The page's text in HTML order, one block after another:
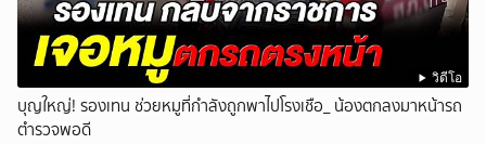
วิดีโอ
บุญใหญ่! รองเทน ช่วยหมูที่กำลังถูกพาไปโรงเชือ_ น้องตกลงมาหน้ารถ
ตำรวจพอดี